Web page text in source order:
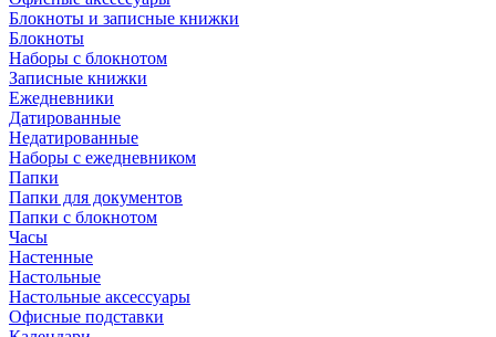
Блокноты и записные книжки
Блокноты
Наборы с блокнотом
Записные книжки
Ежедневники
Датированные
Недатированные
Наборы с ежедневником
Папки
Папки для документов
Папки с блокнотом
Часы
Настенные
Настольные
Настольные аксессуары
Офисные подставки